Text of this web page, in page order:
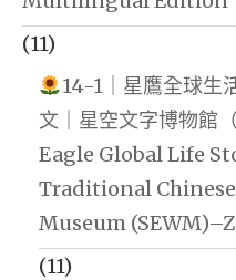
(11)
14-1｜星鷹全球生
文｜星空文字博物館
Eagle Global Life
Traditional
Museum
(11)